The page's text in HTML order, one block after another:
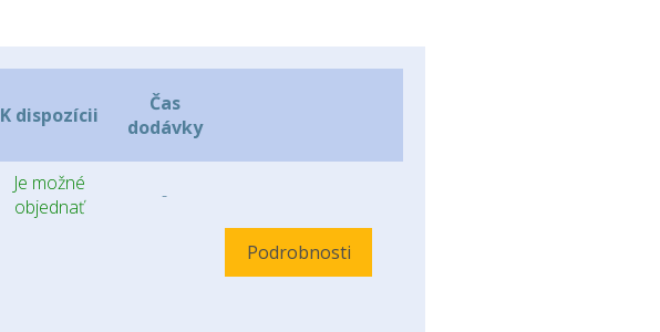
K dispozícii
Čas
dodávky
Je možné
objednať
-
Podrobnosti